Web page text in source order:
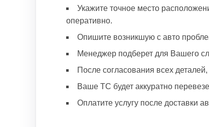
Укажите точное место
оперативно.
Опишите возникшую с авто
Менеджер подберет для Вашего
После согласования всех
Ваше ТС будет аккуратно
Оплатите услугу после доставки